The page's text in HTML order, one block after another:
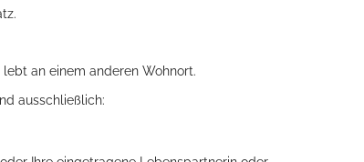
lebt an einem anderen Wohnort.
ausschließlich: